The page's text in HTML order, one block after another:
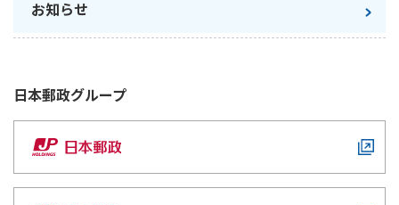
マイページでできること
新規登録
ログイン
長寿支援保険
お見積りシミュレーション
保険の探し方のポイント
かんぽ生命の団体取扱い
法人向け資料請求
お問い合わせ先
医療
お金
子育て
ライフプラン
経営理念・経営戦略
会社概要
財務情報
株主・投資家のみなさまへ
お知らせ
日本郵政グループ